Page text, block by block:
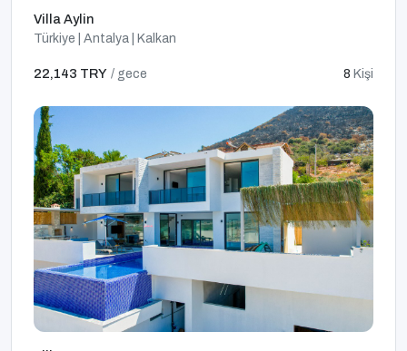
Villa Aylin
Türkiye | Antalya | Kalkan
22,143 TRY / gece 8 Kişi